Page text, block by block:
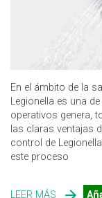
En el ámbito de la
Legionella es una
operativos genera,
las claras ventajas
control de
este proceso
LEER MÁS SOBRE